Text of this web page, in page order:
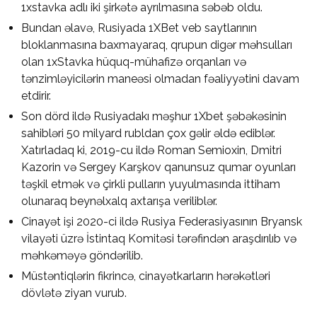
1xstavka adlı iki şirkətə ayrılmasına səbəb oldu.
Bundan əlavə, Rusiyada 1XBet veb saytlarının
bloklanmasına baxmayaraq, qrupun digər məhsulları
olan 1xStavka hüquq-mühafizə orqanları və
tənzimləyicilərin maneəsi olmadan fəaliyyətini davam
etdirir.
Son dörd ildə Rusiyadakı məşhur 1Xbet şəbəkəsinin
sahibləri 50 milyard rubldan çox gəlir əldə ediblər.
Xatırladaq ki, 2019-cu ildə Roman Semioxin, Dmitri
Kazorin və Sergey Karşkov qanunsuz qumar oyunları
təşkil etmək və çirkli pulların yuyulmasında ittiham
olunaraq beynəlxalq axtarışa veriliblər.
Cinayət işi 2020-ci ildə Rusiya Federasiyasının Bryansk
vilayəti üzrə İstintaq Komitəsi tərəfindən araşdırılıb və
məhkəməyə göndərilib.
Müstəntiqlərin fikrincə, cinayətkarların hərəkətləri
dövlətə ziyan vurub.